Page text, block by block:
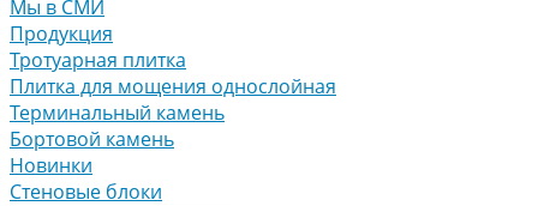
Мы в СМИ
Продукция
Тротуарная плитка
Плитка для мощения однослойная
Терминальный камень
Бортовой камень
Новинки
Стеновые блоки